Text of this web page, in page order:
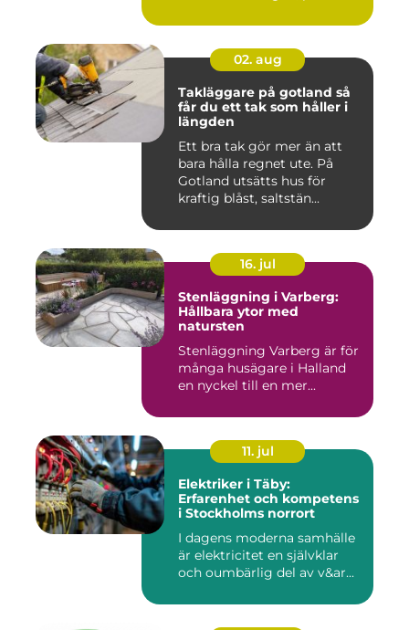
02. aug
Takläggare på gotland så
får du ett tak som håller i
längden
Ett bra tak gör mer än att
bara hålla regnet ute. På
Gotland utsätts hus för
kraftig blåst, saltstän...
16. jul
Stenläggning i Varberg:
Hållbara ytor med
natursten
Stenläggning Varberg är för
många husägare i Halland
en nyckel till en mer...
11. jul
Elektriker i Täby:
Erfarenhet och kompetens
i Stockholms norrort
I dagens moderna samhälle
är elektricitet en självklar
och oumbärlig del av v&ar...